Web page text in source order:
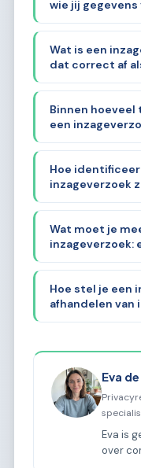
wie jij
Wat is een
dat correct af
Binnen
een
Hoe
inzageverzoek
Wat moet je
inzageverzoek:
Hoe stel je een
afhandelen van
Eva
Eva is
over